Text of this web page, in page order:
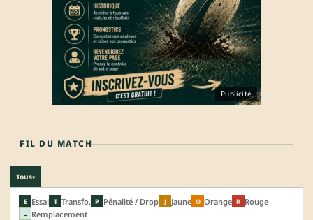
Publicité
FIL DU MATCH
Tous▾
E Essai T Transfo. P Pénalité / Drop J Jaune O Orange R Rouge
↔ Remplacement